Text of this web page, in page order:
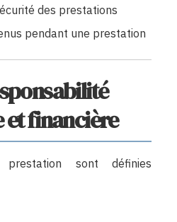
des prestations
pendant une prestation
financière
sont définies